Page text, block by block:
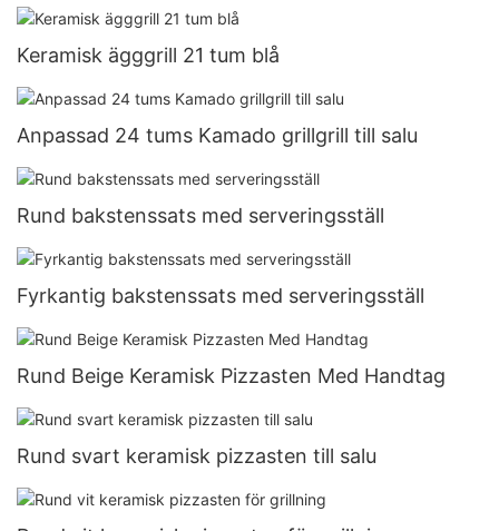
Keramisk ägggrill 21 tum blå
Anpassad 24 tums Kamado grillgrill till salu
Rund bakstenssats med serveringsställ
Fyrkantig bakstenssats med serveringsställ
Rund Beige Keramisk Pizzasten Med Handtag
Rund svart keramisk pizzasten till salu